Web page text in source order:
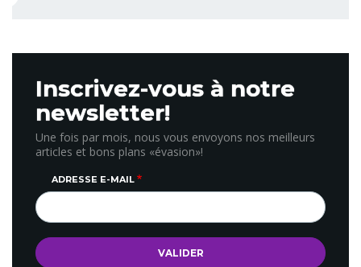
Inscrivez-vous à notre
newsletter!
Une fois par mois, nous vous envoyons nos meilleurs
articles et bons plans «évasion»!
ADRESSE E-MAIL